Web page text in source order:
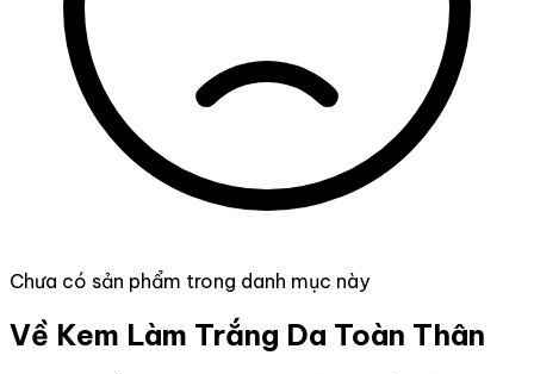
Chưa có sản phẩm trong danh mục này
Về Kem Làm Trắng Da Toàn Thân